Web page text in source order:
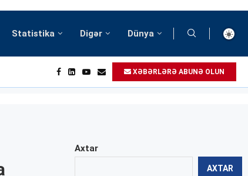
Statistika Digər Dünya
XƏBƏRLƏRƏ ABUNƏ OLUN
Axtar
AXTAR